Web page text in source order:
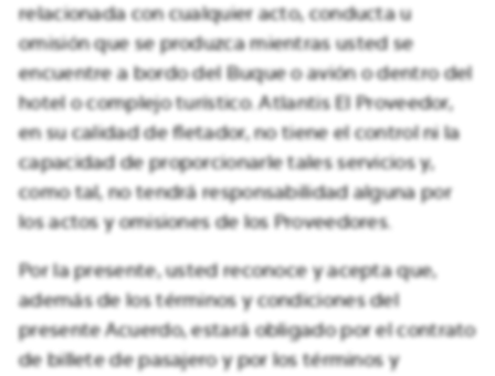
relacionada con cualquier acto, conducta u
omisión que se produzca mientras usted se
encuentre a bordo del Buque o avión o dentro del
hotel o complejo turístico. Atlantis El Proveedor,
en su calidad de fletador, no tiene el control ni la
capacidad de proporcionarle tales servicios y,
como tal, no tendrá responsabilidad alguna por
los actos y omisiones de los Proveedores.
Por la presente, usted reconoce y acepta que,
además de los términos y condiciones del
presente Acuerdo, estará obligado por el contrato
de billete de pasajero y por los términos y